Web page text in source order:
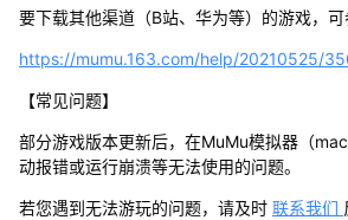
要下载其他渠道（B站、华为等）的游戏，可
https://mumu.163.com/help/20210525/
【常见问题】
部分游戏版本更新后，在MuMu模拟器（
动报错或运行崩溃等无法使用的问题。
若您遇到无法游玩的问题，请及时 联系我们